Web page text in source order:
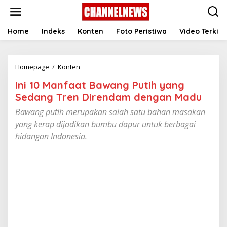
t
Home Indeks Konten Foto Peristiwa Video Terkini
Homepage / Konten
i
1
0
M
a
f
Ini 10 Manfaat Bawang Putih yang
Sedang Tren Direndam dengan Madu ‎
Bawang putih merupakan salah satu bahan masakan
yang kerap dijadikan bumbu dapur untuk berbagai
hidangan Indonesia.